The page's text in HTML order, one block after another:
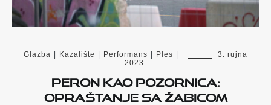
Glazba | Kazalište | Performans | Ples |
3. rujna
2023.
Peron kao pozornica:
opraštanje sa Žabicom